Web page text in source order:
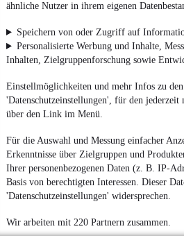
ähnliche Nutzer in ihrem eigenen
Speichern von oder Zugriff auf
Personalisierte Werbung und Inhalte,
Inhalten, Zielgruppenforschung sowie
Einstellmöglichkeiten und mehr Infos zu
'Datenschutzeinstellungen', für den
über den Link im Menü.
Für die Auswahl und Messung einfacher
Erkenntnisse über Zielgruppen und
Ihrer personenbezogenen Daten (z. B. IP-
Basis von berechtigten Interessen. Dieser
'Datenschutzeinstellungen' widersprechen.
Wir arbeiten mit 220 Partnern zusammen.